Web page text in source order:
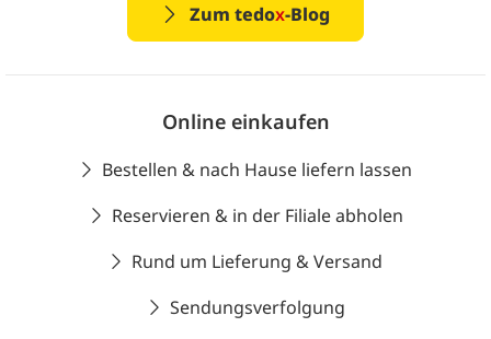
Zum tedox-Blog
Online einkaufen
Bestellen & nach Hause liefern lassen
Reservieren & in der Filiale abholen
Rund um Lieferung & Versand
Sendungsverfolgung